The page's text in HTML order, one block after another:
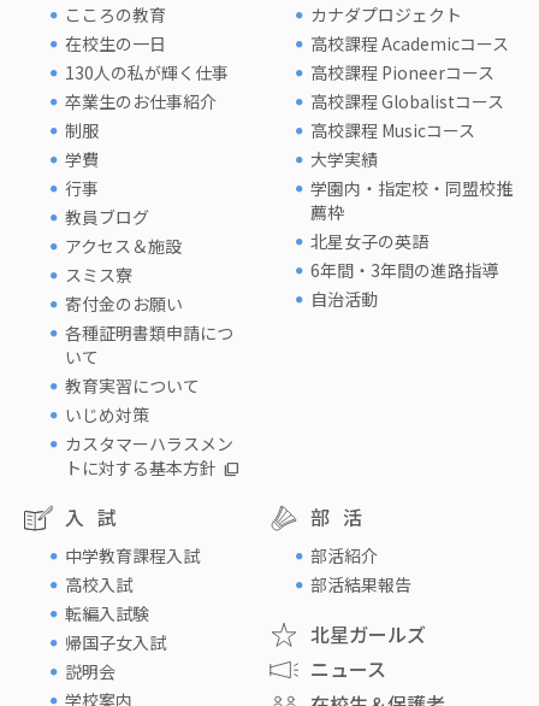
こころの教育
在校生の一日
130人の私が輝く仕事
卒業生のお仕事紹介
制服
学費
行事
教員ブログ
アクセス＆施設
スミス寮
寄付金のお願い
各種証明書類申請につ
いて
教育実習について
いじめ対策
カスタマーハラスメン
トに対する基本方針
カナダプロジェクト
高校課程 Academicコース
高校課程 Pioneerコース
高校課程 Globalistコース
高校課程 Musicコース
大学実績
学園内・指定校・同盟校推
薦枠
北星女子の英語
6年間・3年間の進路指導
自治活動
入試
中学教育課程入試
高校入試
転編入試験
帰国子女入試
説明会
学校案内
部活
部活紹介
部活結果報告
北星ガールズ
ニュース